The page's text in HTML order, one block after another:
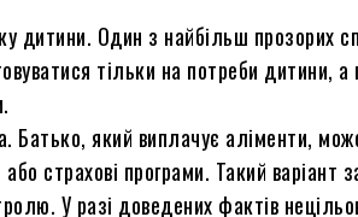
дитини. Один з найбільш прозорих
тільки на потреби дитини,
Батько, який виплачує аліменти,
страхові програми. Такий варіант
У разі доведених фактів